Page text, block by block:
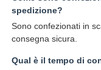
spedizione?
Sono confezionati in
consegna sicura.
Qual è il tempo di